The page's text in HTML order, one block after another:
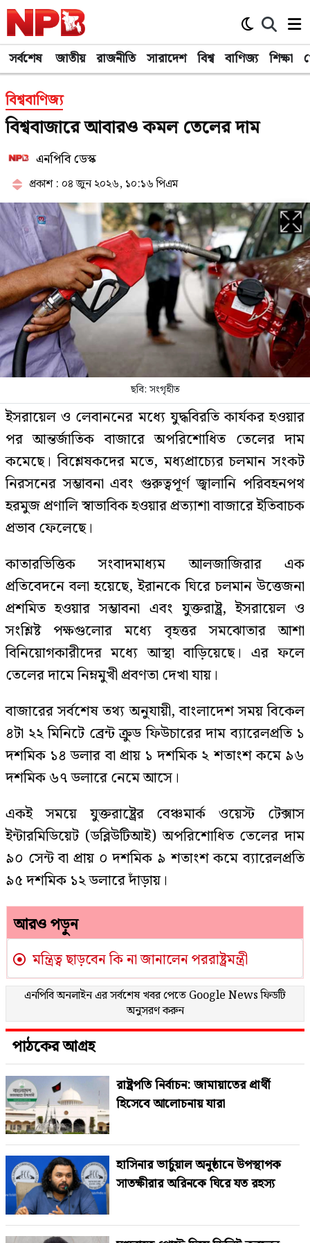
সর্বশেষ জাতীয় রাজনীতি সারাদেশ বিশ্ব বাণিজ্য শিক্ষা
বিশ্ববাণিজ্য
বিশ্ববাজারে আবারও কমল তেলের দাম
এনপিবি ডেস্ক
প্রকাশ : ০৪ জুন ২০২৬, ১০:১৬ পিএম
ছবি: সংগৃহীত
ইসরায়েল ও লেবাননের মধ্যে যুদ্ধবিরতি কার্যকর হওয়ার
পর আন্তর্জাতিক বাজারে অপরিশোধিত তেলের দাম
কমেছে। বিশ্লেষকদের মতে, মধ্যপ্রাচ্যের চলমান সংকট
নিরসনের সম্ভাবনা এবং গুরুত্বপূর্ণ জ্বালানি পরিবহনপথ
হরমুজ প্রণালি স্বাভাবিক হওয়ার প্রত্যাশা বাজারে ইতিবাচক
প্রভাব ফেলেছে।
কাতারভিত্তিক সংবাদমাধ্যম আলজাজিরার এক
প্রতিবেদনে বলা হয়েছে, ইরানকে ঘিরে চলমান উত্তেজনা
প্রশমিত হওয়ার সম্ভাবনা এবং যুক্তরাষ্ট্র, ইসরায়েল ও
সংশ্লিষ্ট পক্ষগুলোর মধ্যে বৃহত্তর সমঝোতার আশা
বিনিয়োগকারীদের মধ্যে আস্থা বাড়িয়েছে। এর ফলে
তেলের দামে নিম্নমুখী প্রবণতা দেখা যায়।
বাজারের সর্বশেষ তথ্য অনুযায়ী, বাংলাদেশ সময় বিকেল
৪টা ২২ মিনিটে ব্রেন্ট ক্রুড ফিউচারের দাম ব্যারেলপ্রতি ১
দশমিক ১৪ ডলার বা প্রায় ১ দশমিক ২ শতাংশ কমে ৯৬
দশমিক ৬৭ ডলারে নেমে আসে।
একই সময়ে যুক্তরাষ্ট্রের বেঞ্চমার্ক ওয়েস্ট টেক্সাস
ইন্টারমিডিয়েট (ডব্লিউটিআই) অপরিশোধিত তেলের দাম
৯০ সেন্ট বা প্রায় ০ দশমিক ৯ শতাংশ কমে ব্যারেলপ্রতি
৯৫ দশমিক ১২ ডলারে দাঁড়ায়।
আরও পড়ুন
মন্ত্রিত্ব ছাড়বেন কি না জানালেন পররাষ্ট্রমন্ত্রী
এনপিবি অনলাইন এর সর্বশেষ খবর পেতে Google Newsফিডটি
অনুসরণ করুন
পাঠকের আগ্রহ
রাষ্ট্রপতি নির্বাচন: জামায়াতের প্রার্থী
হিসেবে আলোচনায় যারা
হাসিনার ভার্চুয়াল অনুষ্ঠানে উপস্থাপক
সাতক্ষীরার অরিনকে ঘিরে যত রহস্য